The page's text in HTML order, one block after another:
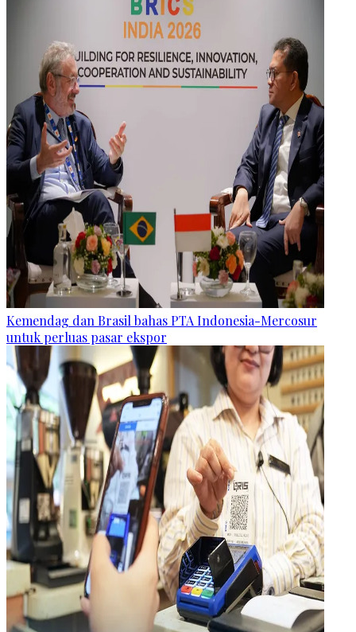
Kemendag dan Brasil bahas PTA Indonesia-Mercosur
untuk perluas pasar ekspor